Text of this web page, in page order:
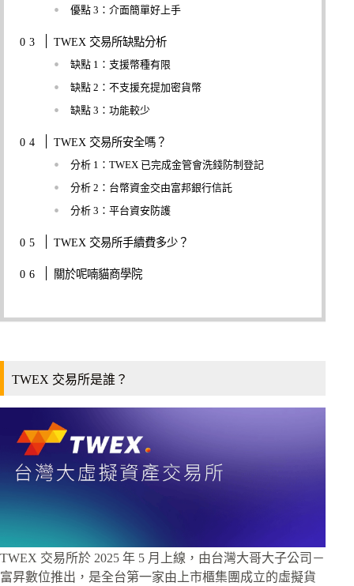
優點 3：介面簡單好上手
TWEX 交易所缺點分析
缺點 1：支援幣種有限
缺點 2：不支援充提加密貨幣
缺點 3：功能較少
TWEX 交易所安全嗎？
分析 1：TWEX 已完成金管會洗錢防制登記
分析 2：台幣資金交由富邦銀行信託
分析 3：平台資安防護
TWEX 交易所手續費多少？
關於呢喃貓商學院
TWEX 交易所是誰？
TWEX 交易所於 2025 年 5 月上線，由台灣大哥大子公司－
富昇數位推出，是全台第一家由上市櫃集團成立的虛擬貨